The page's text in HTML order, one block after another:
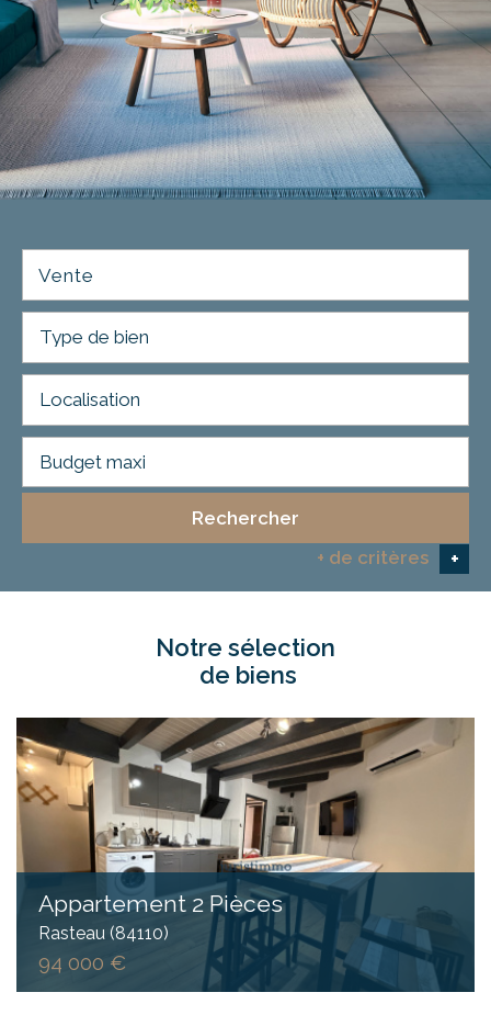
Vente
10KM 25KM
Critères supplémentaires
Parking Terrasse
Rechercher
+ de critères
+
notre sélection
de biens
Appartement 2 Pièces
Rasteau (84110)
94 000 €